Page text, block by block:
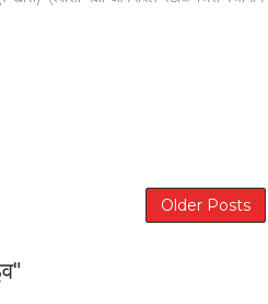
Older Posts